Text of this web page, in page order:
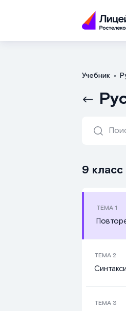
Учебник
9 класс
ТЕМА 1
ТЕМА 2
ТЕМА 3